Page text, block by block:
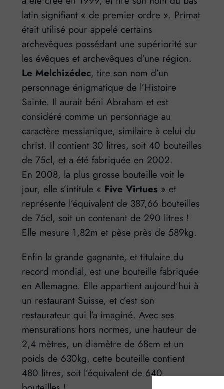
latin signifiant « de premier ordre ». Primat
était utilisé pour appelé certains
archevêques possédant une supériorité sur
les évêques et archevêques d’une région.
Le Melchizédec, tire son nom d’un
personnage énigmatique de l’Histoire
Sainte. Il aurait béni Abraham et est
considéré comme un personnage au
caractère messianique, similaire à celui du
christ. Il contient 30 litres, soit 40 bouteilles
de 75cl, et a été fabriquée en 2002.
En 2008, la plus grosse bouteille voit le
jour, elle s’intitule « Five Virtues » et
représente l’équivalent de 387,66 bouteilles
de 75cl, soit un contenant de 290 litres !
Elle mesure 1,82m et pèse près de 589kg.
Enfin la grande gagnante, et titulaire du
record mondial, est une bouteille fabriquée
en Allemagne. Elle appartient aujourd’hui à
un restaurant Suisse, et c’est son
restaurateur qui l’a imaginé. Avec ses
mensurations hors normes, une hauteur de
2,4 mètres, un diamètre de 68cm et un
poids de 630kg, cette bouteille contient
480 litres, soit l’équivalent de 640